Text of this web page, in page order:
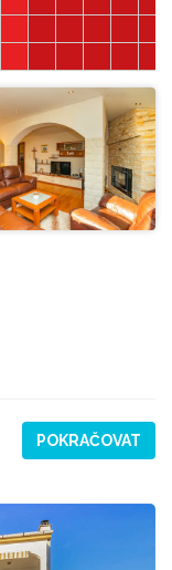
POKRAČOVAT